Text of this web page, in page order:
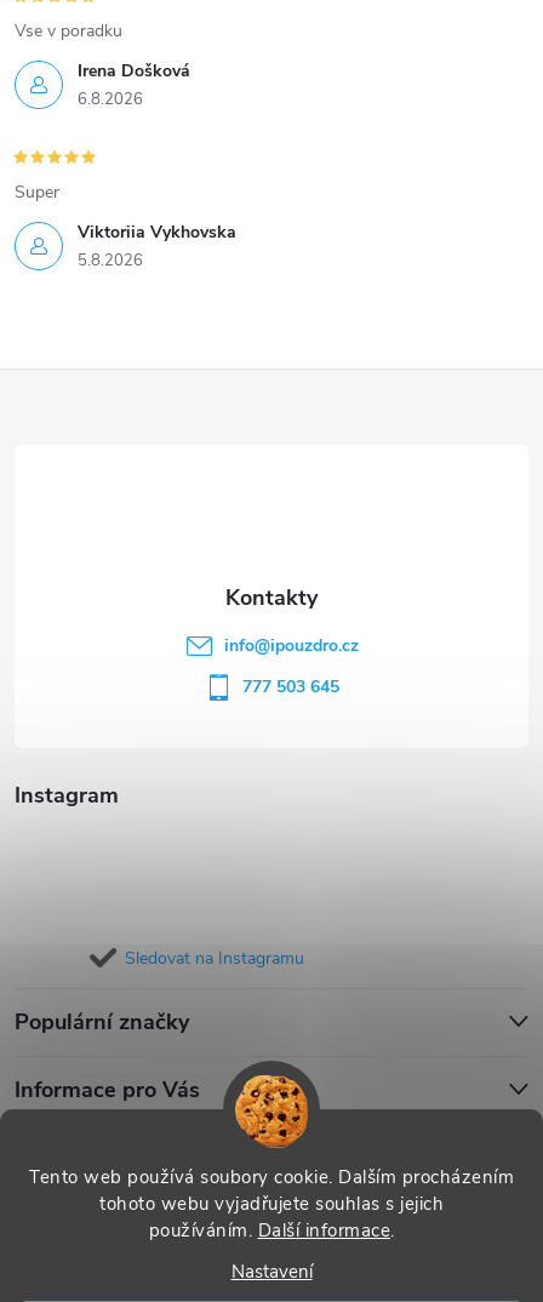
Tento web používá soubory cookie. Dalším procházením
tohoto webu vyjadřujete souhlas s jejich
používáním. Další informace.
Nastavení
Irena Došková
6.8.2026
Vse v poradku
Viktoriia Vykhovska
5.8.2026
Super
Instagram
Sledovat na Instagramu
Populární značky
Informace pro Vás
info@ipouzdro.cz
777 503 645
Copyright 2026 . Všechna práva vyhrazena.
nastavení cookies